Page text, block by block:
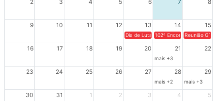
2 3 4 5 6 7 8
9 10 11 12 13 14 15
Dia de Luta em Defesa de Cuba e da
102º Encontro da
Reunião
16 17 18 19 20 21 22
mais +3
23 24 25 26 27 28 29
mais +2 mais +3
30 31 1 2 3 4 5